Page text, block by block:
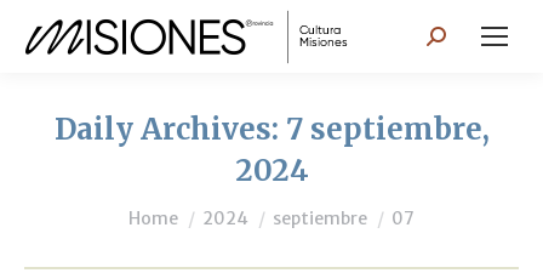
Search:
Daily Archives: 7 septiembre,
2024
You are here:
Home 2024 septiembre 07